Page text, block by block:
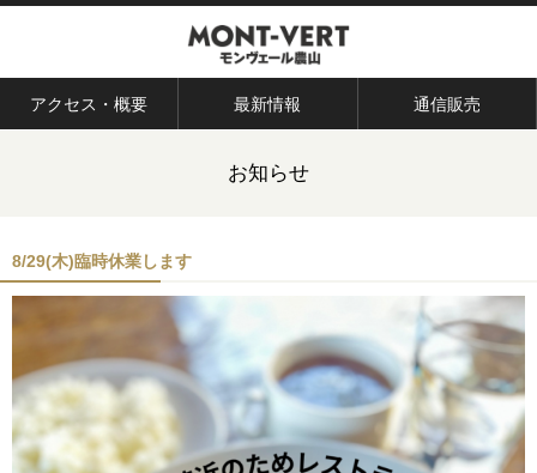
アクセス・概要 最新情報 通信販売
お知らせ
8/29(木)臨時休業します